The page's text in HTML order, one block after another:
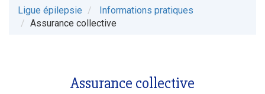
Ligue épilepsie
Informations pratiques
Assurance collective
Assurance collective